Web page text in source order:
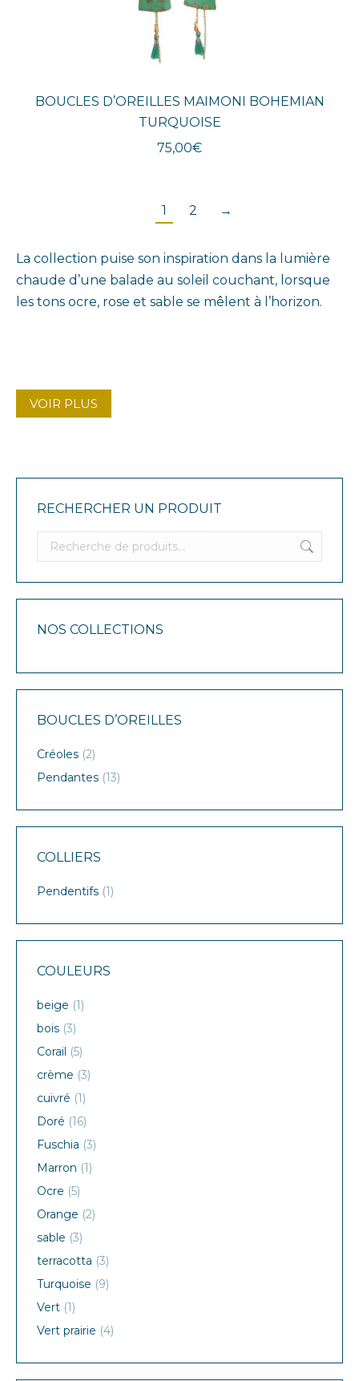
La collection puise son inspiration dans la lumière
chaude d’une balade au soleil couchant, lorsque
les tons ocre, rose et sable se mêlent à l’horizon.
VOIR PLUS
BOUCLES D’OREILLES MAIMONI BOHEMIAN
TURQUOISE
75,00€
1 2 →
RECHERCHER UN PRODUIT
NOS COLLECTIONS
BOUCLES D’OREILLES
Créoles (2)
Pendantes (13)
COLLIERS
Pendentifs (1)
COULEURS
beige (1)
bois (3)
Corail (5)
crème (3)
cuivré (1)
Doré (16)
Fuschia (3)
Marron (1)
Ocre (5)
Orange (2)
sable (3)
terracotta (3)
Turquoise (9)
Vert (1)
Vert prairie (4)